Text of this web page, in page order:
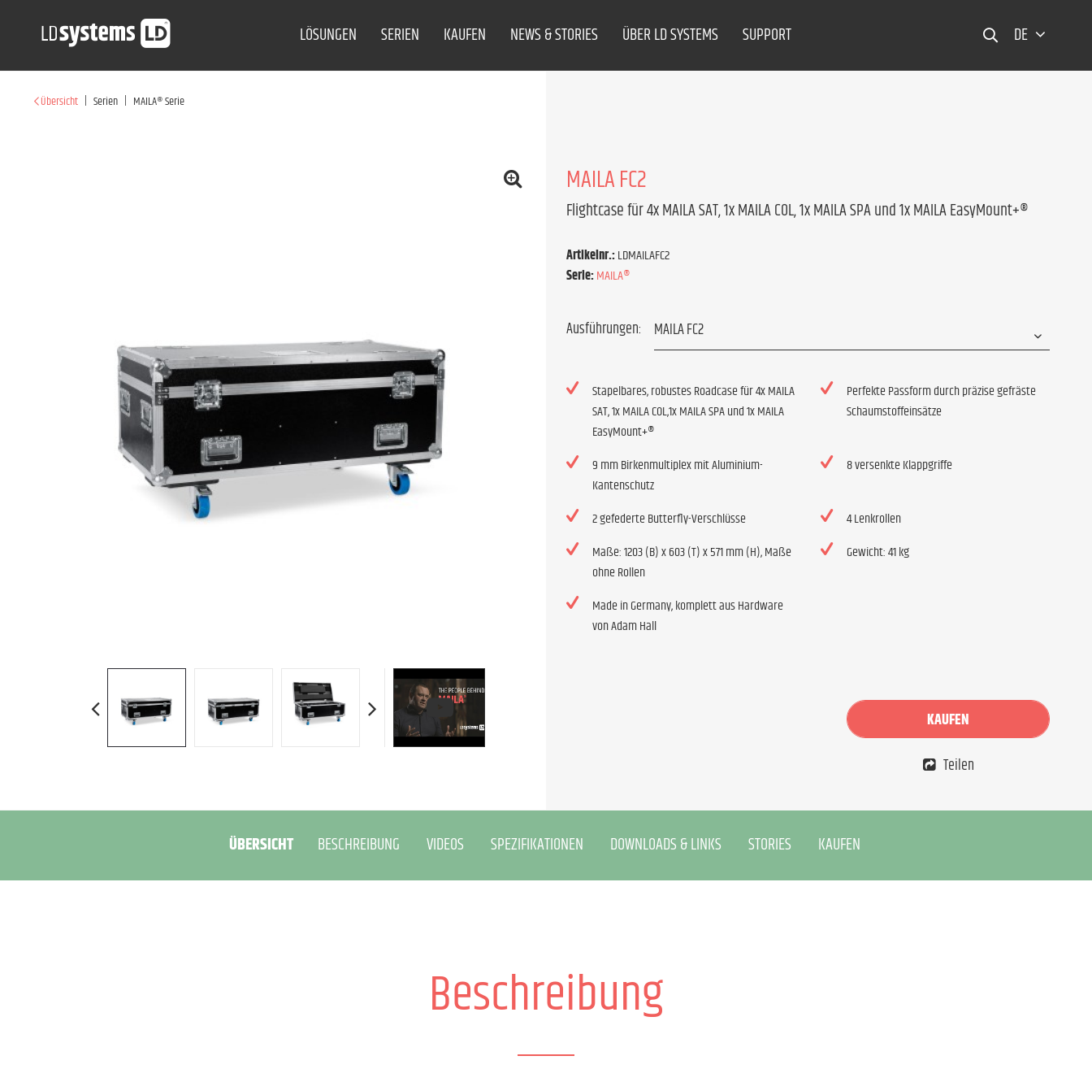
LÖSUNGEN SERIEN KAUFEN NEWS & STORIES ÜBER LD SYSTEMS SUPPORT DE
Übersicht | Serien | MAILA® Serie
MAILA FC2
Flightcase für 4x MAILA SAT, 1x MAILA COL, 1x MAILA SPA und 1x MAILA EasyMount+®
Artikelnr.:LDMAILAFC2
Serie:MAILA®
Ausführungen:
Stapelbares, robustes Roadcase für 4x MAILA
SAT, 1x MAILA COL,1x MAILA SPA und 1x MAILA
EasyMount+®
Perfekte Passform durch präzise gefräste
Schaumstoffeinsätze
9 mm Birkenmultiplex mit Aluminium-
Kantenschutz
8 versenkte Klappgriffe
2 gefederte Butterfly-Verschlüsse
4 Lenkrollen
Maße: 1203 (B) x 603 (T) x 571 mm (H), Maße
ohne Rollen
Gewicht: 41 kg
Made in Germany, komplett aus Hardware
von Adam Hall
KAUFEN
Teilen
ÜBERSICHT BESCHREIBUNG VIDEOS SPEZIFIKATIONEN DOWNLOADS & LINKS STORIES KAUFEN
Beschreibung